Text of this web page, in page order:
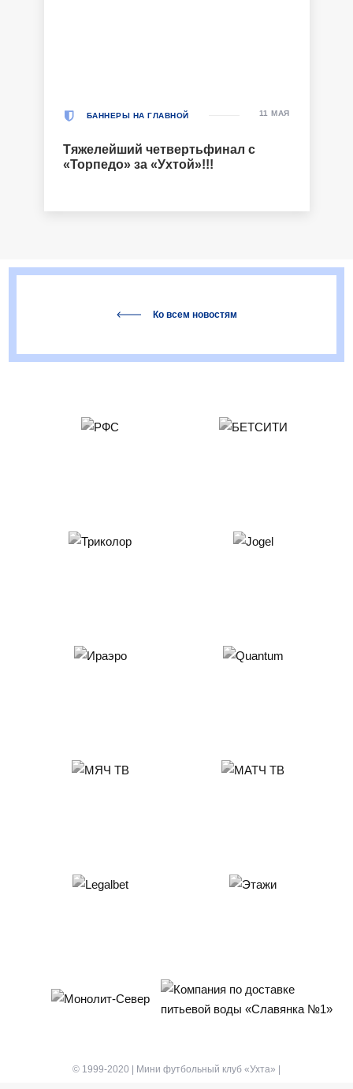
БАННЕРЫ НА ГЛАВНОЙ
Тяжелейший четвертьфинал с
«Торпедо» за «Ухтой»!!!
11 МАЯ
Ко всем новостям
© 1999-2020 | Мини футбольный клуб «Ухта» |